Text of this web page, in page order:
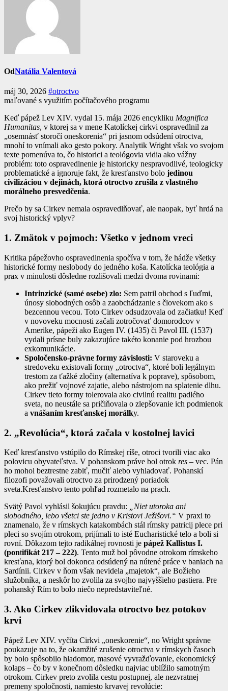
OdNatália Valentová
máj 30, 2026 #otroctvo
maľované s využitím počítačového programu
Keď pápež Lev XIV. vydal 15. mája 2026 encykliku Magnifica
Humanitas, v ktorej sa v mene Katolíckej cirkvi ospravedlnil za
„osemnásť storočí oneskorenia“ pri jasnom odsúdení otroctva,
mnohí to vnímali ako gesto pokory. Analytik Wright však vo svojom
texte pomenúva to, čo historici a teológovia vidia ako vážny
problém: toto ospravedlnenie je historicky nespravodlivé, teologicky
problematické a ignoruje fakt, že kresťanstvo bolo jedinou
civilizáciou v dejinách, ktorá otroctvo zrušila z vlastného
morálneho presvedčenia.
Prečo by sa Cirkev nemala ospravedlňovať, ale naopak, byť hrdá na
svoj historický vplyv?
1. Zmätok v pojmoch: Všetko v jednom vreci
Kritika pápežovho ospravedlnenia spočíva v tom, že hádže všetky
historické formy neslobody do jedného koša. Katolícka teológia a
prax v minulosti dôsledne rozlišovali medzi dvoma rovinami:
Intrinzické (samé osebe) zlo: Sem patril obchod s ľuďmi,
únosy slobodných osôb a zaobchádzanie s človekom ako s
bezcennou vecou. Toto Cirkev odsudzovala od začiatku! Keď
v novoveku mocnosti začali zotročovať domorodcov v
Amerike, pápeži ako Eugen IV. (1435) či Pavol III. (1537)
vydali prísne buly zakazujúce takéto konanie pod hrozbou
exkomunikácie.
Spoločensko-právne formy závislosti: V staroveku a
stredoveku existovali formy „otroctva“, ktoré boli legálnym
trestom za ťažké zločiny (alternatíva k poprave), spôsobom,
ako prežiť vojnové zajatie, alebo nástrojom na splatenie dlhu.
Cirkev tieto formy tolerovala ako civilnú realitu padlého
sveta, no neustále sa pričiňovala o zlepšovanie ich podmienok
a vnášaním kresťanskej morálky.
2. „Revolúcia“, ktorá začala v kostolnej lavici
Keď kresťanstvo vstúpilo do Rímskej ríše, otroci tvorili viac ako
polovicu obyvateľstva. V pohanskom práve bol otrok res – vec. Pán
ho mohol beztrestne zabiť, mučiť alebo vyhladovať. Pohanskí
filozofi považovali otroctvo za prirodzený poriadok
sveta.Kresťanstvo tento pohľad rozmetalo na prach.
Svätý Pavol vyhlásil šokujúcu pravdu:
„Niet utoroka ani
slobodného, lebo všetci ste jedno v Kristovi Ježišovi.“ V praxi to
znamenalo, že v rímskych katakombách stál rímsky patricij plece pri
pleci so svojím otrokom, prijímali to isté Eucharistické telo a boli si
rovní. Dôkazom tejto radikálnej rovnosti je pápež Kallistus I.
(pontifikát 217 – 222). Tento muž bol pôvodne otrokom rímskeho
kresťana, ktorý bol dokonca odsúdený na nútené práce v baniach na
Sardínii. Cirkev v ňom však nevidela „majetok“, ale Božieho
služobníka, a neskôr ho zvolila za svojho najvyššieho pastiera. Pre
pohanský Rím to bolo niečo nepredstaviteľné.
3. Ako Cirkev zlikvidovala otroctvo bez potokov
krvi
Pápež Lev XIV. vyčíta Cirkvi „oneskorenie“, no Wright správne
poukazuje na to, že okamžité zrušenie otroctva v rímskych časoch
by bolo spôsobilo hladomor, masové vyvražďovanie, ekonomický
kolaps – čo by v konečnom dôsledku najviac ublížilo samotným
otrokom. Cirkev preto zvolila cestu postupnej, ale nezvratnej
premeny spoločnosti, namiesto krvavej revolúcie: